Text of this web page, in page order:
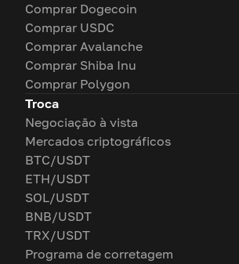
Comprar Dogecoin
Comprar USDC
Comprar Avalanche
Comprar Shiba Inu
Comprar Polygon
Troca
Negociação à vista
Mercados criptográficos
BTC/USDT
ETH/USDT
SOL/USDT
BNB/USDT
TRX/USDT
Programa de corretagem